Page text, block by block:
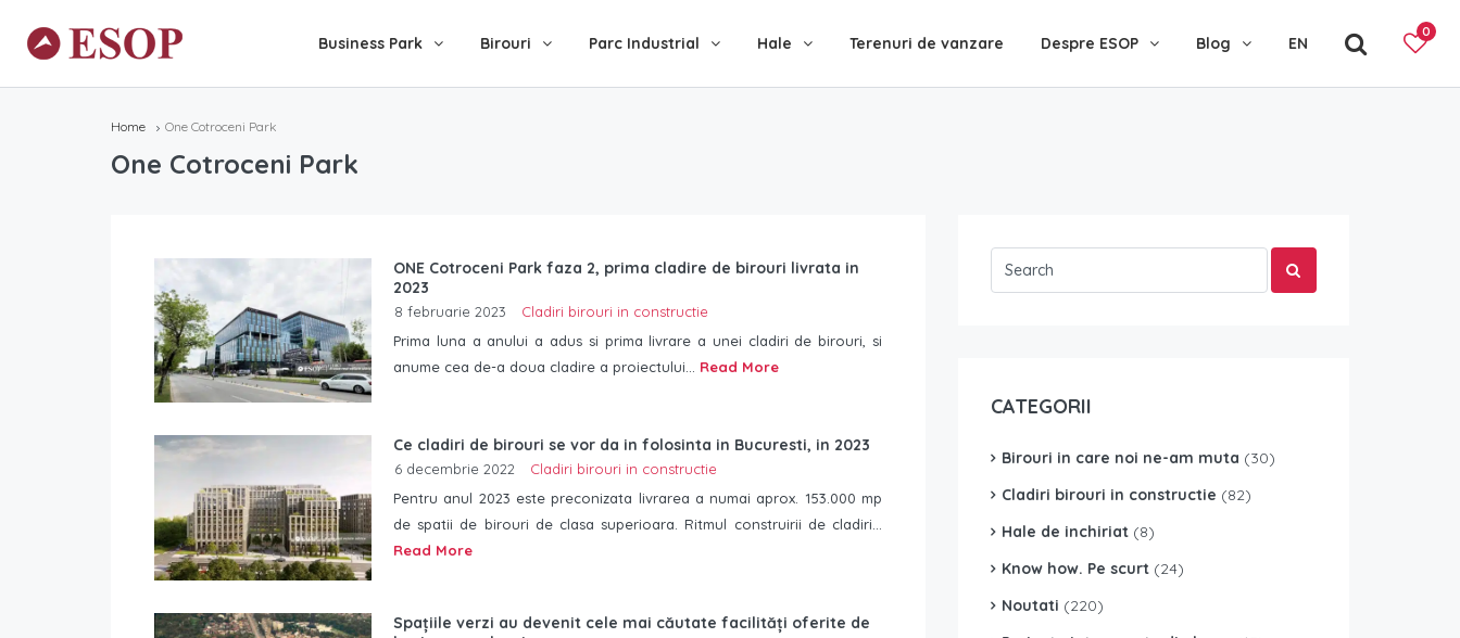
Business Park Birouri Parc Industrial Hale Terenuri de vanzare Despre ESOP Blog EN
0
Home One Cotroceni Park
One Cotroceni Park
ONE Cotroceni Park faza 2, prima cladire de birouri livrata in
2023
8 februarie 2023
Cladiri birouri in constructie
Prima luna a anului a adus si prima livrare a unei cladiri de birouri, si
anume cea de-a doua cladire a proiectului... Read More
Ce cladiri de birouri se vor da in folosinta in Bucuresti, in 2023
6 decembrie 2022
Cladiri birouri in constructie
Pentru anul 2023 este preconizata livrarea a numai aprox. 153.000 mp
de spatii de birouri de clasa superioara. Ritmul construirii de cladiri...
Read More
Spațiile verzi au devenit cele mai căutate facilități oferite de
CATEGORII
Birouri in care noi ne-am muta (30)
Cladiri birouri in constructie (82)
Hale de inchiriat (8)
Know how. Pe scurt (24)
Noutati (220)